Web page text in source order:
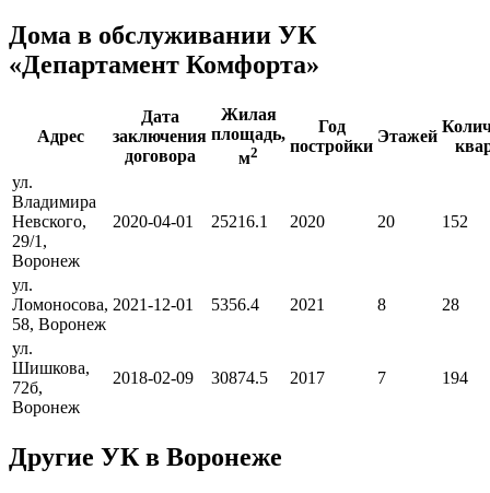
Дома в обслуживании УК
«Департамент Комфорта»
Адрес
Дата
заключения
договора
Жилая
площадь,
м2
Год
постройки
Этажей
ул.
Владимира
Невского,
29/1,
Воронеж
2020-04-01 25216.1 2020 20 152
ул.
Ломоносова,
58, Воронеж
2021-12-01 5356.4 2021 8 28
ул.
Шишкова,
72б,
Воронеж
2018-02-09 30874.5 2017 7 194
Другие УК в Воронеже